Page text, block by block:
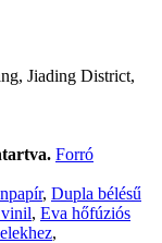
Jiading District,
Forró
, Dupla bélésű
vinil, Eva hőfúziós
,